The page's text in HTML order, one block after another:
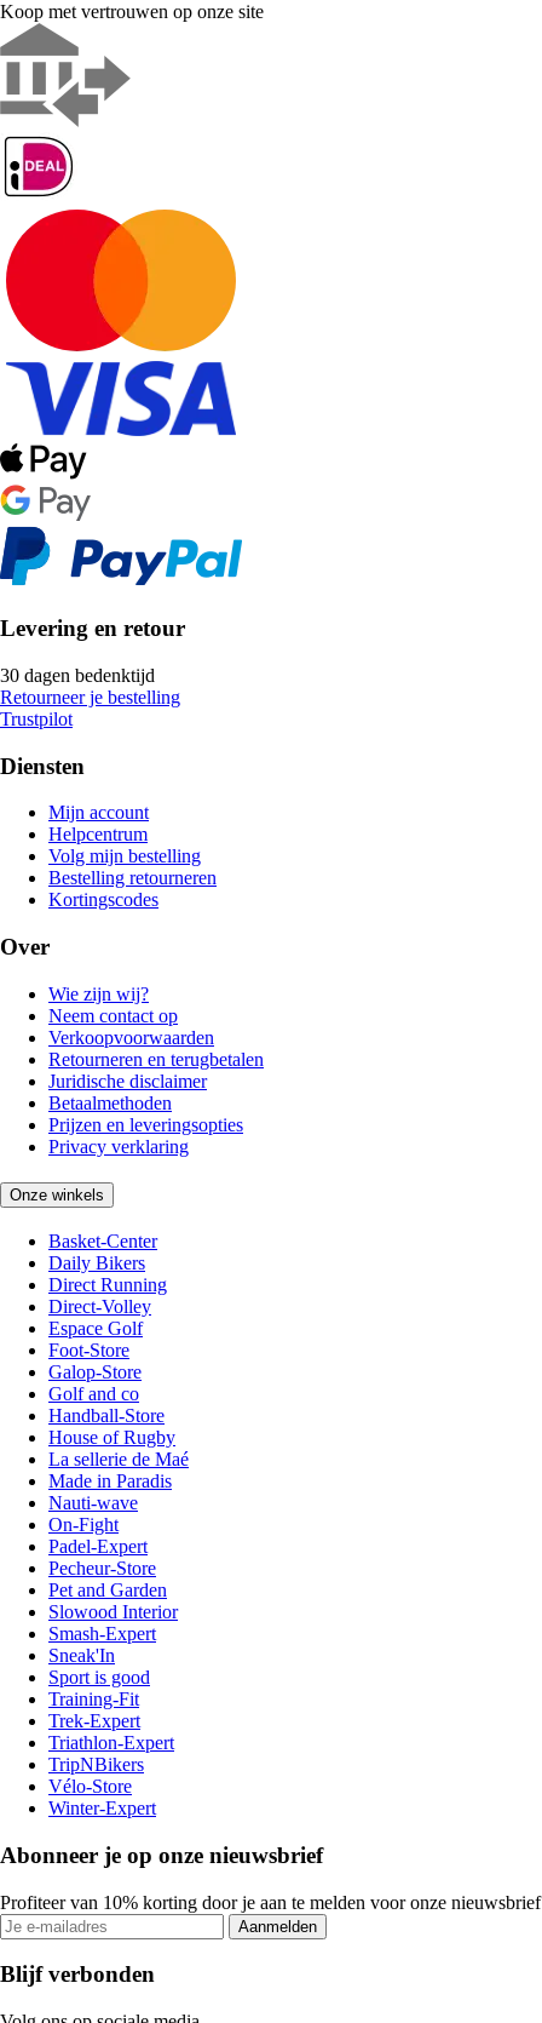
Koop met vertrouwen op onze site
Levering en retour
30 dagen bedenktijd
Retourneer je bestelling
Trustpilot
Diensten
Mijn account
Helpcentrum
Volg mijn bestelling
Bestelling retourneren
Kortingscodes
Over
Wie zijn wij?
Neem contact op
Verkoopvoorwaarden
Retourneren en terugbetalen
Juridische disclaimer
Betaalmethoden
Prijzen en leveringsopties
Privacy verklaring
Onze winkels
Basket-Center
Daily Bikers
Direct Running
Direct-Volley
Espace Golf
Foot-Store
Galop-Store
Golf and co
Handball-Store
House of Rugby
La sellerie de Maé
Made in Paradis
Nauti-wave
On-Fight
Padel-Expert
Pecheur-Store
Pet and Garden
Slowood Interior
Smash-Expert
Sneak'In
Sport is good
Training-Fit
Trek-Expert
Triathlon-Expert
TripNBikers
Vélo-Store
Winter-Expert
Abonneer je op onze nieuwsbrief
Profiteer van 10% korting door je aan te melden voor onze nieuwsbrief
Aanmelden
Blijf verbonden